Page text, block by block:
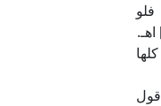
فلو
كلها
قول